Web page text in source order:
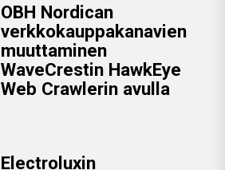
OBH Nordican
verkkokauppakanavien
muuttaminen
WaveCrestin HawkEye
Web Crawlerin avulla
Electroluxin